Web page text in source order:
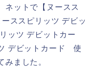
ネットで【ヌースス
ススピリッツ デビッ
ッツ デビットカー
デビットカード 使
みました。